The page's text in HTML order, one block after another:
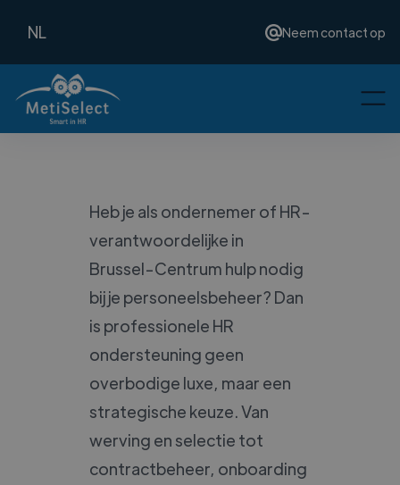
NL Neem contact op
Heb je als ondernemer of HR-
verantwoordelijke in
Brussel-Centrum hulp nodig
bij je personeelsbeheer? Dan
is professionele HR
ondersteuning geen
overbodige luxe, maar een
strategische keuze. Van
werving en selectie tot
contractbeheer, onboarding